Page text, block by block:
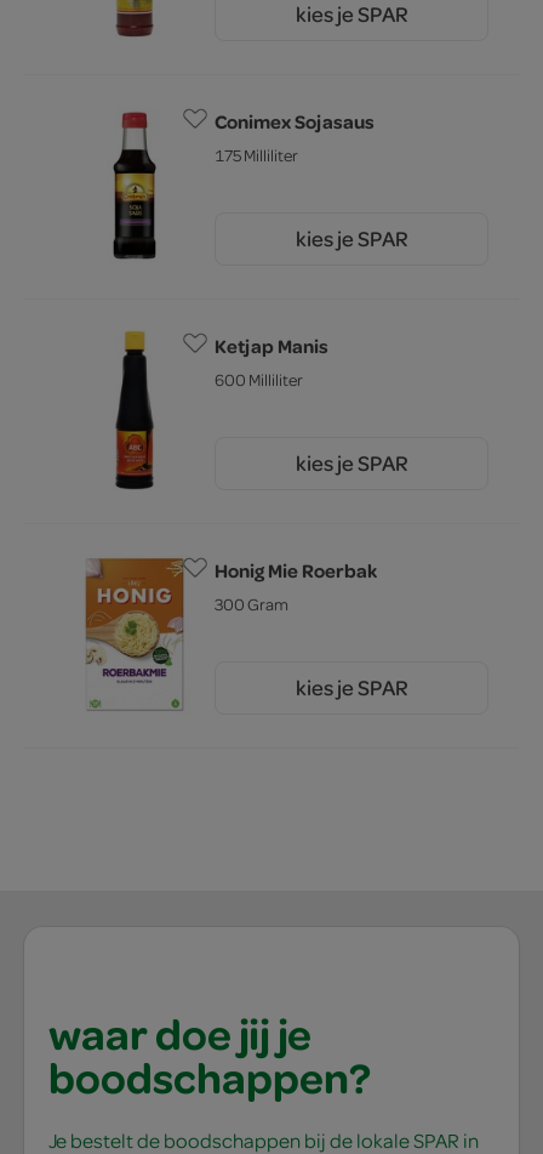
kies je SPAR
Conimex Sojasaus
175 Milliliter
kies je SPAR
Ketjap Manis
600 Milliliter
kies je SPAR
Honig Mie Roerbak
300 Gram
kies je SPAR
waar doe jij je
boodschappen?
Je bestelt de boodschappen bij de lokale SPAR in